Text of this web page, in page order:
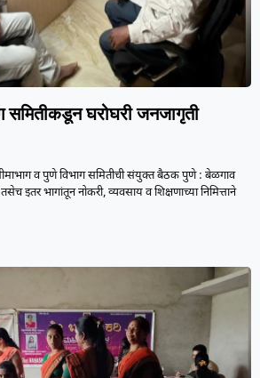
समितीकडून घरोघरी जनजागृती
सीमाभाग व पुणे विभाग समितीची संयुक्त बैठक पुणे : बेळगाव
इतर भागांतून नोकरी, व्यवसाय व शिक्षणाच्या निमित्ताने